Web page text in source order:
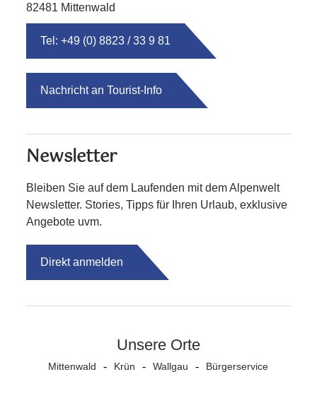
82481 Mittenwald
Tel: +49 (0) 8823 / 33 9 81
Nachricht an Tourist-Info
Newsletter
Bleiben Sie auf dem Laufenden mit dem Alpenwelt
Newsletter. Stories, Tipps für Ihren Urlaub, exklusive
Angebote uvm.
Direkt anmelden
Unsere Orte
Mittenwald Krün Wallgau Bürgerservice